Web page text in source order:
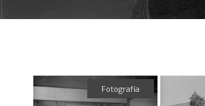
Fotografía